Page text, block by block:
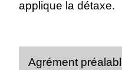
applique la détaxe.
Agrément